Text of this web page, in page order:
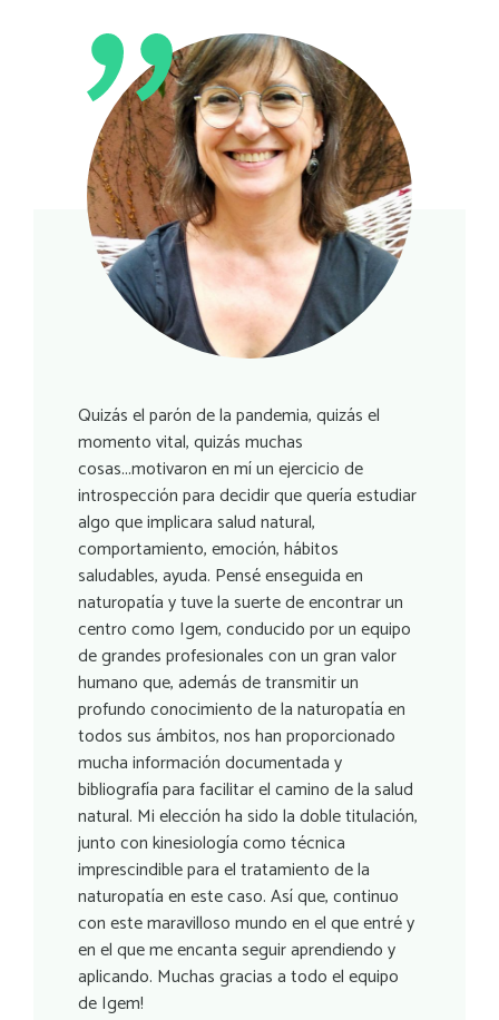
Quizás el parón de la pandemia, quizás el
momento vital, quizás muchas
cosas...motivaron en mí un ejercicio de
introspección para decidir que quería estudiar
algo que implicara salud natural,
comportamiento, emoción, hábitos
saludables, ayuda. Pensé enseguida en
naturopatía y tuve la suerte de encontrar un
centro como Igem, conducido por un equipo
de grandes profesionales con un gran valor
humano que, además de transmitir un
profundo conocimiento de la naturopatía en
todos sus ámbitos, nos han proporcionado
mucha información documentada y
bibliografía para facilitar el camino de la salud
natural. Mi elección ha sido la doble titulación,
junto con kinesiología como técnica
imprescindible para el tratamiento de la
naturopatía en este caso. Así que, continuo
con este maravilloso mundo en el que entré y
en el que me encanta seguir aprendiendo y
aplicando. Muchas gracias a todo el equipo
de Igem!